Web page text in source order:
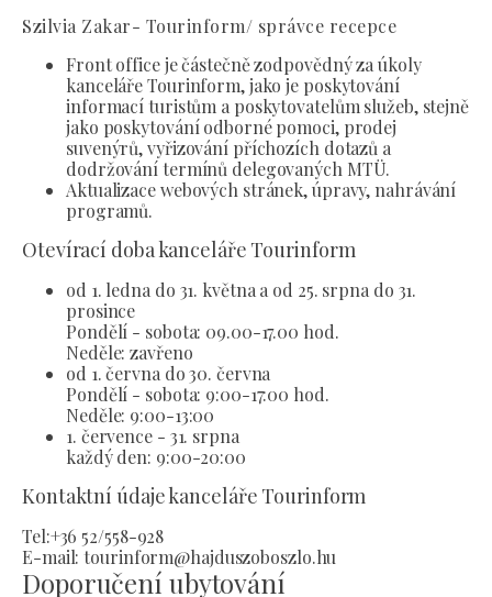
Szilvia Zakar- Tourinform/ správce recepce
Front office je částečně zodpovědný za úkoly
kanceláře Tourinform, jako je poskytování
informací turistům a poskytovatelům služeb, stejně
jako poskytování odborné pomoci, prodej
suvenýrů, vyřizování příchozích dotazů a
dodržování termínů delegovaných MTÜ.
Aktualizace webových stránek, úpravy, nahrávání
programů.
Otevírací doba kanceláře Tourinform
od 1. ledna do 31. května a od 25. srpna do 31.
prosince
Pondělí - sobota: 09.00-17.00 hod.
Neděle: zavřeno
od 1. června do 30. června
Pondělí - sobota: 9:00-17:00 hod.
Neděle: 9:00-13:00
1. července - 31. srpna
každý den: 9:00-20:00
Kontaktní údaje kanceláře Tourinform
Tel:+36 52/558-928
E-mail: tourinform@hajduszoboszlo.hu
Doporučení ubytování